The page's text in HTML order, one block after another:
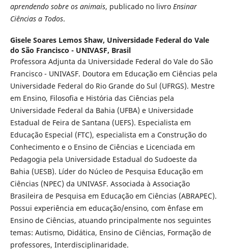
aprendendo sobre os animais, publicado no livro Ensinar
Ciências a Todos.
Gisele Soares Lemos Shaw, Universidade Federal do Vale
do São Francisco - UNIVASF, Brasil
Professora Adjunta da Universidade Federal do Vale do São
Francisco - UNIVASF. Doutora em Educação em Ciências pela
Universidade Federal do Rio Grande do Sul (UFRGS). Mestre
em Ensino, Filosofia e História das Ciências pela
Universidade Federal da Bahia (UFBA) e Universidade
Estadual de Feira de Santana (UEFS). Especialista em
Educação Especial (FTC), especialista em a Construção do
Conhecimento e o Ensino de Ciências e Licenciada em
Pedagogia pela Universidade Estadual do Sudoeste da
Bahia (UESB). Líder do Núcleo de Pesquisa Educação em
Ciências (NPEC) da UNIVASF. Associada à Associação
Brasileira de Pesquisa em Educação em Ciências (ABRAPEC).
Possui experiência em educação/ensino, com ênfase em
Ensino de Ciências, atuando principalmente nos seguintes
temas: Autismo, Didática, Ensino de Ciências, Formação de
professores, Interdisciplinaridade.